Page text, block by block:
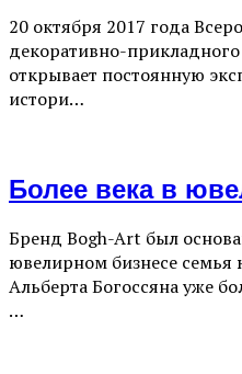
20 октября 2017 года
декоративно-
открывает постоянную
истори…
Более века в
Бренд Bogh-Art был
ювелирном бизнесе семья
Альберта Богоссяна уже
…